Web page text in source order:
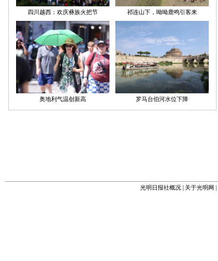
光明日报社概况 关于光明网